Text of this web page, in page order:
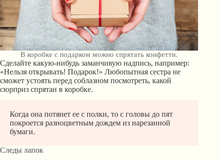
В коробке с подарком можно спрятать конфетти.
Сделайте какую-нибудь заманчивую надпись, например:
«Нельзя открывать! Подарок!» Любопытная сестра не
сможет устоять перед соблазном посмотреть, какой
сюрприз спрятан в коробке.
Когда она потянет ее с полки, то с головы до пят
покроется разноцветным дождем из нарезанной
бумаги.
Следы лапок